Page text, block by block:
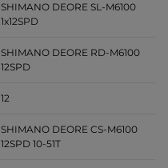
SHIMANO DEORE SL-M6100
1x12SPD
SHIMANO DEORE RD-M6100
12SPD
12
SHIMANO DEORE CS-M6100
12SPD 10-51T